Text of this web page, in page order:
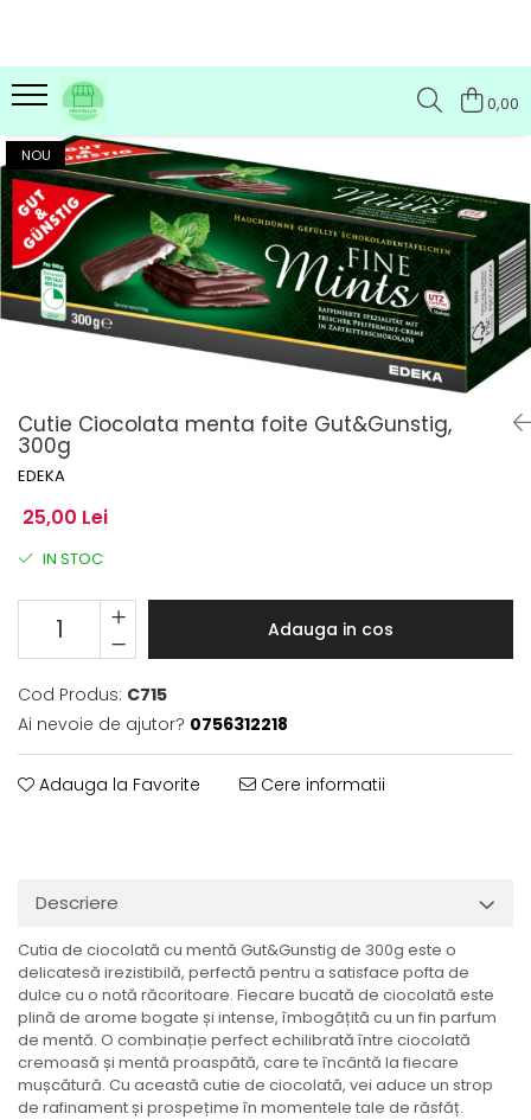
0,00
Cutie Ciocolata menta foite Gut&Gunstig,
300g
EDEKA
NOU
25,00 Lei
IN STOC
Adauga in cos
Cod Produs: C715
Ai nevoie de ajutor? 0756312218
Adauga la Favorite Cere informatii
Descriere
Cutia de ciocolată cu mentă Gut&Gunstig de 300g este o
delicatesă irezistibilă, perfectă pentru a satisface pofta de
dulce cu o notă răcoritoare. Fiecare bucată de ciocolată este
plină de arome bogate și intense, îmbogățită cu un fin parfum
de mentă. O combinație perfect echilibrată între ciocolată
cremoasă și mentă proaspătă, care te încântă la fiecare
mușcătură. Cu această cutie de ciocolată, vei aduce un strop
de rafinament și prospețime în momentele tale de răsfăț.